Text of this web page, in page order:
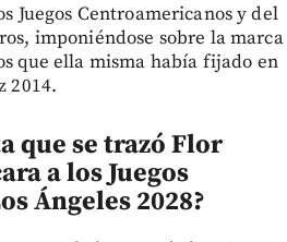
Juegos Centroamericanos y del
imponiéndose sobre la marca
que ella misma había fijado en
2014.
que se trazó Flor
a los Juegos
Ángeles 2028?